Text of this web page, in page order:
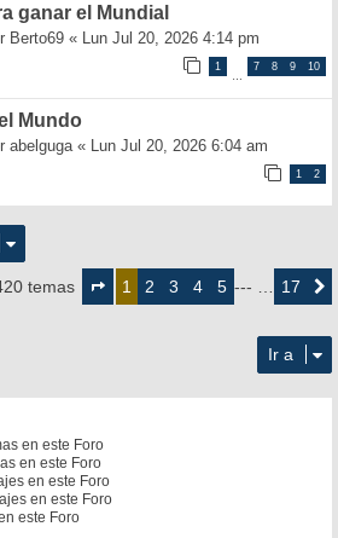
ganar el Mundial
Berto69 « Lun Jul 20, 2026 4:14 pm
1
…
7 8 9 10
Mundo
abelguga« Lun Jul 20, 2026 6:04 am
1 2
temas
de
1 2 3 4 5 --- … 17
Ir a
en este Foro
en este Foro
en este Foro
en este Foro
este Foro